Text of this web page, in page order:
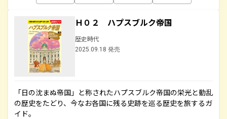
Ｈ０２ ハプスブルク帝国
歴史時代
2025.09.18 発売
「日の沈まぬ帝国」と称されたハプスブルク帝国の栄光と動乱
の歴史をたどり、今なお各国に残る史跡を巡る歴史を旅するガ
イド。